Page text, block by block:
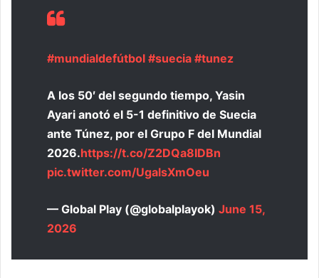
#mundialdefútbol #suecia #tunez
A los 50′ del segundo tiempo, Yasin
Ayari anotó el 5-1 definitivo de Suecia
ante Túnez, por el Grupo F del Mundial
2026.https://t.co/Z2DQa8IDBn
pic.twitter.com/UgalsXmOeu
— Global Play (@globalplayok) June 15,
2026